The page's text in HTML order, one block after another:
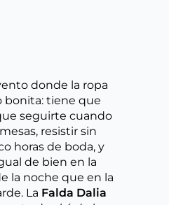
donde la ropa
bonita: tiene que
seguirte cuando
resistir sin
horas de boda, y
de bien en la
la noche que en la
La Falda Dalia